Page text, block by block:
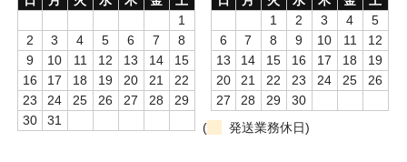
MMW
パーツ
シーシャ初心者向けメディア記事
1
2
3 4 5 6 7
8
9
10 11 12 13 14
15
16
17 18 19 20 21
22
23
24 25 26 27 28
29
30
31
1
2 3 4
5
6
7 8 9 10 11
12
13
14 15 16 17 18
19
20
21 22 23 24 25
26
27
28 29
30
(
発送業務休日)